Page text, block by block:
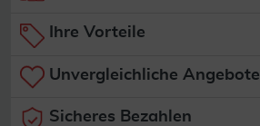
Ihre Vorteile
Unvergleichliche Angebote
Sicheres Bezahlen